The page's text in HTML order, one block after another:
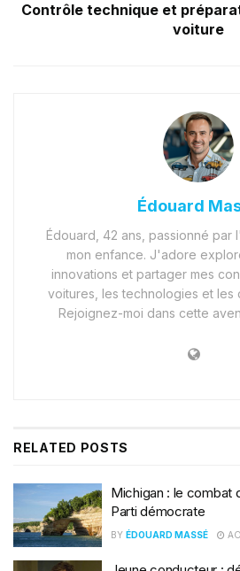
Contrôle technique et
voiture
Édouard
Édouard, 42 ans, passionné par
mon enfance. J'adore
innovations et partager mes
voitures, les technologies et les
Rejoignez-moi dans cette
RELATED POSTS
Michigan : le combat
Parti démocrate
BY ÉDOUARD MASSÉ